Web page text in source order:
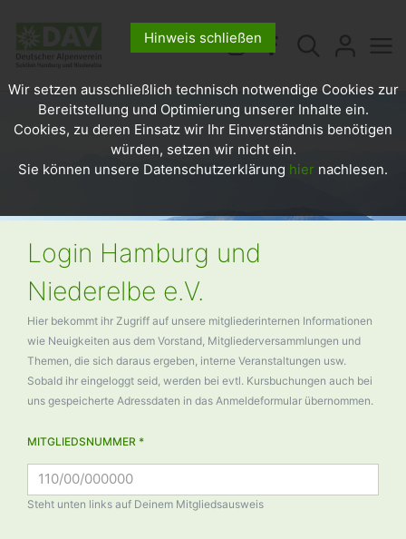
Login Hamburg und
Niederelbe e.V.
Hier bekommt ihr Zugriff auf unsere mitgliederinternen Informationen
wie Neuigkeiten aus dem Vorstand, Mitgliederversammlungen und
Themen, die sich daraus ergeben, interne Veranstaltungen usw.
Sobald ihr eingeloggt seid, werden bei evtl. Kursbuchungen auch bei
uns gespeicherte Adressdaten in das Anmeldeformular übernommen.
MITGLIEDSNUMMER *
Steht unten links auf Deinem Mitgliedsausweis
Hinweis schließen
Wir setzen ausschließlich technisch notwendige Cookies zur
Bereitstellung und Optimierung unserer Inhalte ein.
Cookies, zu deren Einsatz wir Ihr Einverständnis benötigen
würden, setzen wir nicht ein.
Sie können unsere Datenschutzerklärung hier nachlesen.